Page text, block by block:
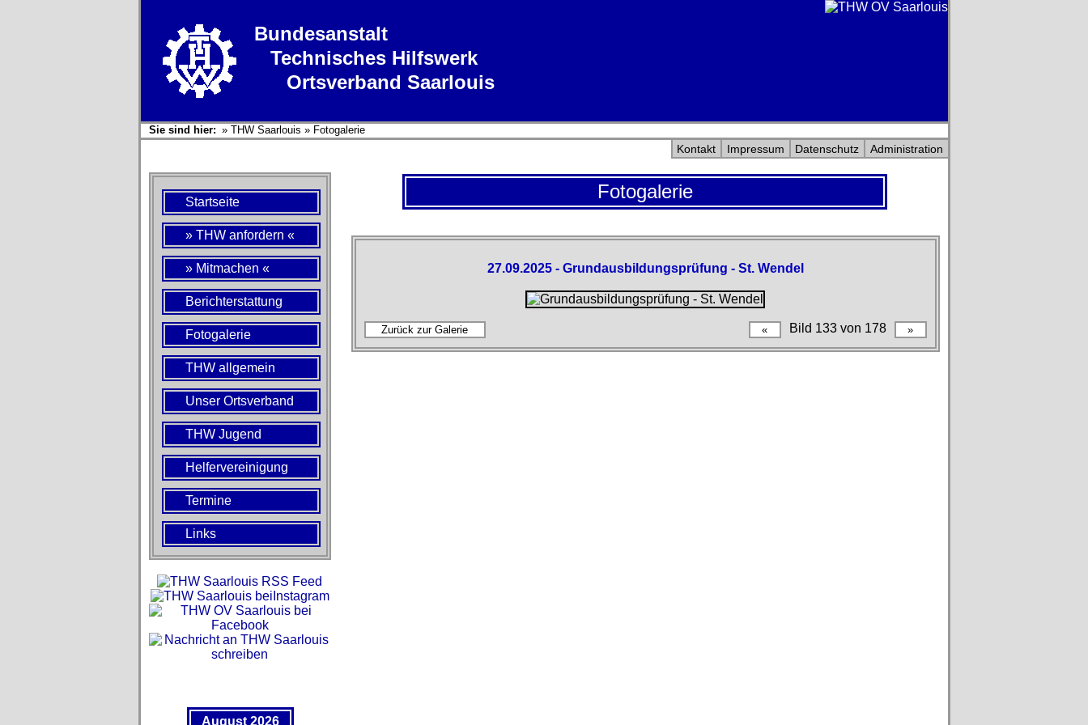
Bundesanstalt
Technisches Hilfswerk
Ortsverband Saarlouis
Sie sind hier: » THW Saarlouis » Fotogalerie
Kontakt Impressum Datenschutz Administration
Startseite
» THW anfordern «
» Mitmachen «
Berichterstattung
Fotogalerie
THW allgemein
Unser Ortsverband
THW Jugend
Helfervereinigung
Termine
Links
August 2026
Fotogalerie
27.09.2025 - Grundausbildungsprüfung - St. Wendel
Bild 133 von 178